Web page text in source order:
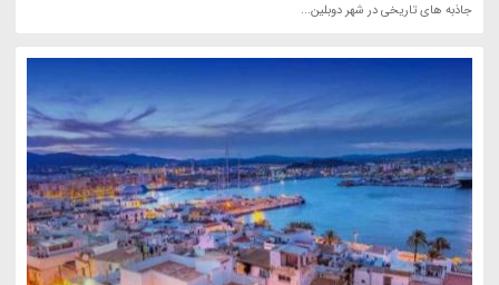
جاذبه های تاریخی در شهر دوبلین...